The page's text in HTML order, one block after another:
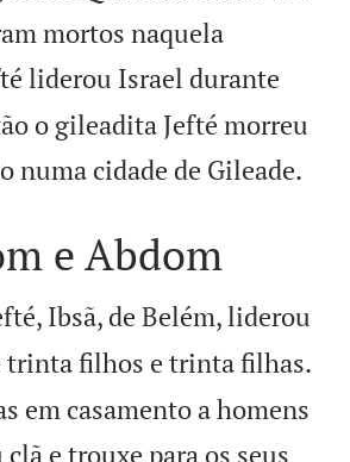
mortos naquela
liderou Israel durante
o gileadita Jefté morreu
numa cidade de Gileade.
e Abdom
Ibsã, de Belém, liderou
trinta filhos e trinta filhas.
em casamento a homens
clã e trouxe para os seus